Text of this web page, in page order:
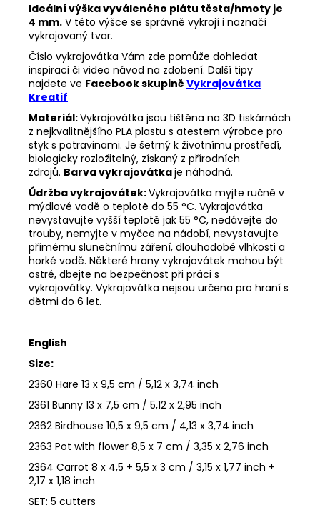
Ideální výška vyváleného plátu těsta/hmoty je
4 mm. V této výšce se správně vykrojí i naznačí
vykrajovaný tvar.
Číslo vykrajovátka Vám zde pomůže dohledat
inspiraci či video návod na zdobení. Další tipy
najdete ve Facebook skupině Vykrajovátka
Kreatif
Materiál:Vykrajovátka jsou tištěna na 3D tiskárnách
z nejkvalitnějšího PLA plastu s atestem výrobce pro
styk s potravinami. Je šetrný k životnímu prostředí,
biologicky rozložitelný, získaný z přírodních
zdrojů. Barva vykrajovátkaje náhodná.
Údržba vykrajovátek:Vykrajovátka myjte ručně v
mýdlové vodě o teplotě do 55 °C. Vykrajovátka
nevystavujte vyšší teplotě jak 55 °C, nedávejte do
trouby, nemyjte v myčce na nádobí, nevystavujte
přímému slunečnímu záření, dlouhodobé vlhkosti a
horké vodě. Některé hrany vykrajovátek mohou být
ostré, dbejte na bezpečnost při práci s
vykrajovátky. Vykrajovátka nejsou určena pro hraní s
dětmi do 6 let.
English
Size:
2360 Hare 13 x 9,5 cm / 5,12 x 3,74 inch
2361 Bunny 13 x 7,5 cm / 5,12 x 2,95 inch
2362 Birdhouse 10,5 x 9,5 cm / 4,13 x 3,74 inch
2363 Pot with flower 8,5 x 7 cm / 3,35 x 2,76 inch
2364 Carrot 8 x 4,5 + 5,5 x 3 cm / 3,15 x 1,77 inch +
2,17 x 1,18 inch
SET: 5 cutters